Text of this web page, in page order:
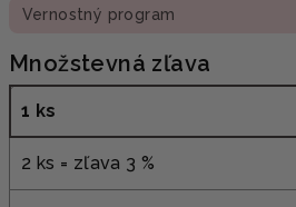
Vernostný program
Množstevná zľava
1 ks
2 ks = zľava 3 %